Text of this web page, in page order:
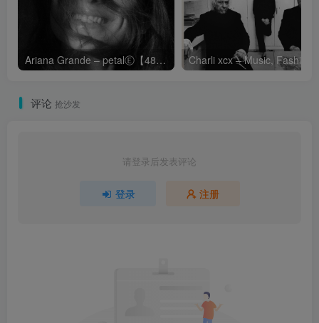
Ariana Grande – petalⒺ【48kHz／24bit】英国区
评论 抢沙发
请登录后发表评论
登录 注册